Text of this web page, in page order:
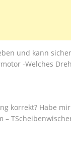
und kann
-Welches
korrekt? Habe
–